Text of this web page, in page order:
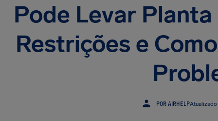
Pode Levar Planta
Restrições e
POR AIRHELP